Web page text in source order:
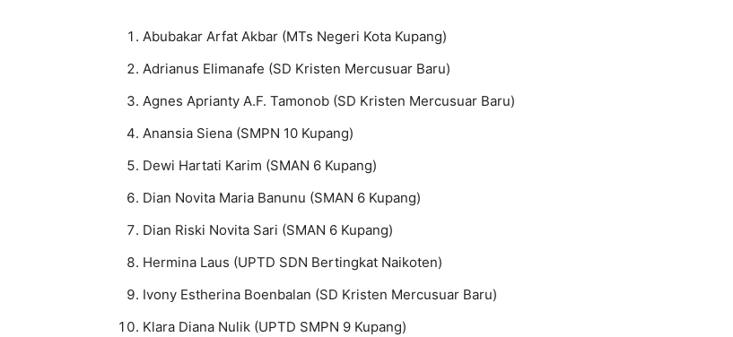
Abubakar Arfat Akbar (MTs Negeri Kota Kupang)
Adrianus Elimanafe (SD Kristen Mercusuar Baru)
Agnes Aprianty A.F. Tamonob (SD Kristen Mercusuar Baru)
Anansia Siena (SMPN 10 Kupang)
Dewi Hartati Karim (SMAN 6 Kupang)
Dian Novita Maria Banunu (SMAN 6 Kupang)
Dian Riski Novita Sari (SMAN 6 Kupang)
Hermina Laus (UPTD SDN Bertingkat Naikoten)
Ivony Estherina Boenbalan (SD Kristen Mercusuar Baru)
Klara Diana Nulik (UPTD SMPN 9 Kupang)